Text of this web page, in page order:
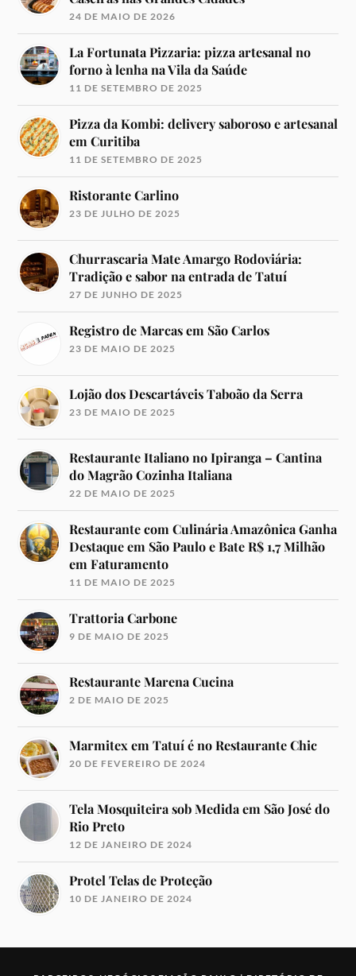
24 DE MAIO DE 2026
La Fortunata Pizzaria: pizza artesanal no
forno à lenha na Vila da Saúde
11 DE SETEMBRO DE 2025
Pizza da Kombi: delivery saboroso e artesanal
em Curitiba
11 DE SETEMBRO DE 2025
Ristorante Carlino
23 DE JULHO DE 2025
Churrascaria Mate Amargo Rodoviária:
Tradição e sabor na entrada de Tatuí
27 DE JUNHO DE 2025
Registro de Marcas em São Carlos
23 DE MAIO DE 2025
Lojão dos Descartáveis Taboão da Serra
23 DE MAIO DE 2025
Restaurante Italiano no Ipiranga – Cantina
do Magrão Cozinha Italiana
22 DE MAIO DE 2025
Restaurante com Culinária Amazônica Ganha
Destaque em São Paulo e Bate R$ 1,7 Milhão
em Faturamento
11 DE MAIO DE 2025
Trattoria Carbone
9 DE MAIO DE 2025
Restaurante Marena Cucina
2 DE MAIO DE 2025
Marmitex em Tatuí é no Restaurante Chic
20 DE FEVEREIRO DE 2024
Tela Mosquiteira sob Medida em São José do
Rio Preto
12 DE JANEIRO DE 2024
Protel Telas de Proteção
10 DE JANEIRO DE 2024